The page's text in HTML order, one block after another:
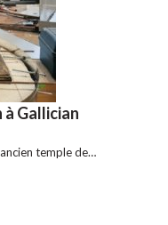
Gallician
temple de…